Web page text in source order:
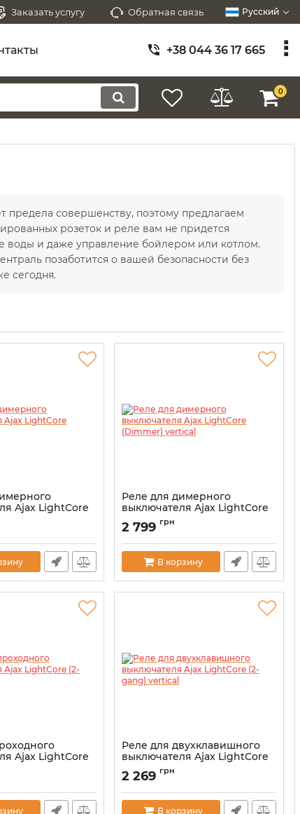
Заказать услугу Обратная связь Русский
+38 044 36 17 665
0
совершенству, поэтому предлагаем
розеток и реле вам не придется
воды и даже управление бойлером или котлом.
позаботится о вашей безопасности без
сегодня.
Ajax LightCore
Реле для димерного
выключателя Ajax LightCore
(Dimmer) vertical
Артикул:
2 799 грн
В корзину
Ajax LightCore
Реле для двухклавишного
выключателя Ajax LightCore
(2-gang) vertical
Артикул:
2 269 грн
В корзину